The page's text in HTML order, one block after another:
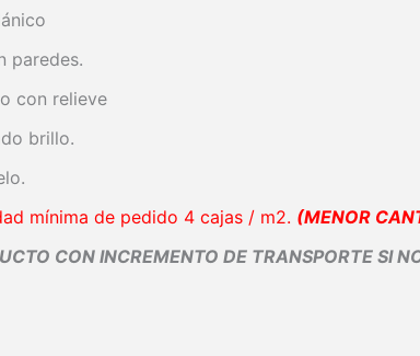
paredes.
con relieve
brillo.
mínima de pedido 4 cajas / m2. (MENOR
CON INCREMENTO DE TRANSPORTE SI